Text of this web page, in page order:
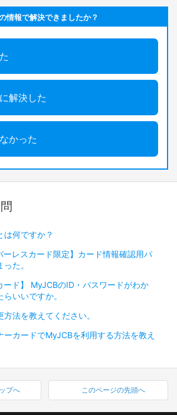
情報で解決できましたか？
解決した
かった
は何ですか？
ーレスカード限定】カード情報確認用パ
た。
ード】 MyJCBのID・パスワードがわか
いいですか。
法を教えてください。
ーカードでMyJCBを利用する方法を教え
プへ このページの先頭へ